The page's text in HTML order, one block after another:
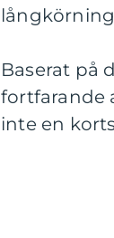
Baserat på
fortfarande
inte en